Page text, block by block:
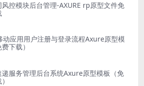
控模块后台管理-AXURE rp原型文件免
动应用用户注册与登录流程Axure原型模
下载）
递服务管理后台系统Axure原型模板（免